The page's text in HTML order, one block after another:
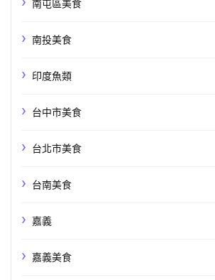
南屯區美食
南投美食
印度魚類
台中市美食
台北市美食
台南美食
嘉義
嘉義美食